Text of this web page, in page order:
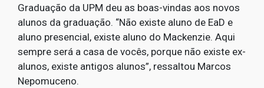
Graduação da UPM deu as boas-vindas aos novos
alunos da graduação. “Não existe aluno de EaD e
aluno presencial, existe aluno do Mackenzie. Aqui
sempre será a casa de vocês, porque não existe ex-
alunos, existe antigos alunos”, ressaltou Marcos
Nepomuceno.